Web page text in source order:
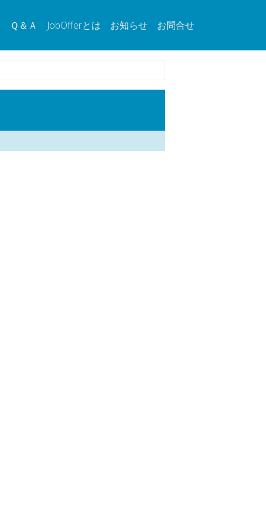
Ｑ＆Ａ JobOfferとは お知らせ お問合せ